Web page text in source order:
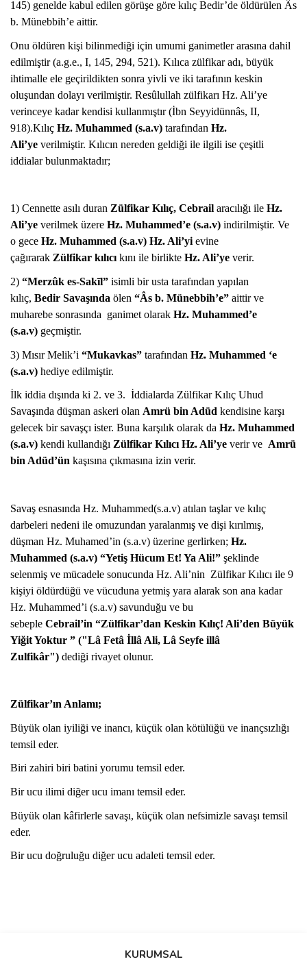
145) genelde kabul edilen görüşe göre kılıç Bedir’de öldürülen Âs
b. Münebbih’e aittir.
Onu öldüren kişi bilinmediği için umumi ganimetler arasına dahil
edilmiştir (a.g.e., I, 145, 294, 521). Kılıca zülfikar adı, büyük
ihtimalle ele geçirildikten sonra yivli ve iki tarafının keskin
oluşundan dolayı verilmiştir. Resûlullah zülfikarı Hz. Ali’ye
verinceye kadar kendisi kullanmıştır (İbn Seyyidünnâs, II,
918).Kılıç Hz. Muhammed (s.a.v) tarafından Hz.
Ali’ye verilmiştir. Kılıcın nereden geldiği ile ilgili ise çeşitli
iddialar bulunmaktadır;
1) Cennette asılı duran Zülfikar Kılıç, Cebrail aracılığı ile Hz.
Ali’ye verilmek üzere Hz. Muhammed’e (s.a.v) indirilmiştir. Ve
o gece Hz. Muhammed (s.a.v) Hz. Ali’yi evine
çağırarak Zülfikar kılıcı kını ile birlikte Hz. Ali’ye verir.
2) “Merzûk es-Sakīl” isimli bir usta tarafından yapılan
kılıç, Bedir Savaşında ölen “Âs b. Münebbih’e” aittir ve
muharebe sonrasında ganimet olarak Hz. Muhammed’e
(s.a.v) geçmiştir.
3) Mısır Melik’i “Mukavkas” tarafından Hz. Muhammed ‘e
(s.a.v) hediye edilmiştir.
İlk iddia dışında ki 2. ve 3. İddialarda Zülfikar Kılıç Uhud
Savaşında düşman askeri olan Amrü bin Adüd kendisine karşı
gelecek bir savaşçı ister. Buna karşılık olarak da Hz. Muhammed
(s.a.v) kendi kullandığı Zülfikar Kılıcı Hz. Ali’ye verir ve Amrü
bin Adüd’ün kaşısına çıkmasına izin verir.
Savaş esnasında Hz. Muhammed(s.a.v) atılan taşlar ve kılıç
darbeleri nedeni ile omuzundan yaralanmış ve dişi kırılmış,
düşman Hz. Muhamed’in (s.a.v) üzerine gerlirken; Hz.
Muhammed (s.a.v) “Yetiş Hücum Et! Ya Ali!” şeklinde
selenmiş ve mücadele sonucunda Hz. Ali’nin Zülfikar Kılıcı ile 9
kişiyi öldürdüğü ve vücuduna yetmiş yara alarak son ana kadar
Hz. Muhammed’i (s.a.v) savunduğu ve bu
sebeple Cebrail’in “Zülfikar’dan Keskin Kılıç! Ali’den Büyük
Yiğit Yoktur ” ("Lâ Fetâ İllâ Ali, Lâ Seyfe illâ
Zulfikâr") dediği rivayet olunur.
Zülfikar’ın Anlamı;
Büyük olan iyiliği ve inancı, küçük olan kötülüğü ve inançsızlığı
temsil eder.
Biri zahiri biri batini yorumu temsil eder.
Bir ucu ilimi diğer ucu imanı temsil eder.
Büyük olan kâfirlerle savaşı, küçük olan nefsimizle savaşı temsil
eder.
Bir ucu doğruluğu diğer ucu adaleti temsil eder.
Bu ürüne ilk yorumu siz yapın!
KURUMSAL